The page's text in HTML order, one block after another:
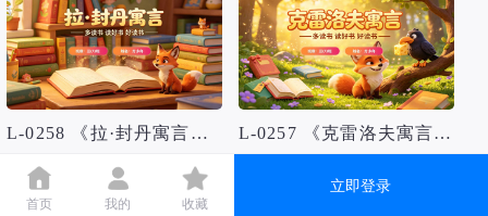
L-0258 《拉·封丹寓言》读书分享PPT模板 L-0257 《克雷洛夫寓言》读书分享PPT模板
首页 我的 收藏
立即登录